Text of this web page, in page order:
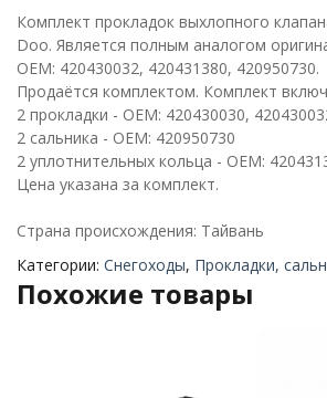
Комплект прокладок выхлопного
Doo. Является полным аналогом
ОЕМ: 420430032, 420431380, 420950730.
Продаётся комплектом. Комплект
2 прокладки - OEM: 420430030,
2 сальника - OEM: 420950730
2 уплотнительных кольца - OEM:
Цена указана за комплект.
Страна происхождения: Тайвань
Категории: Снегоходы, Прокладки,
Похожие товары